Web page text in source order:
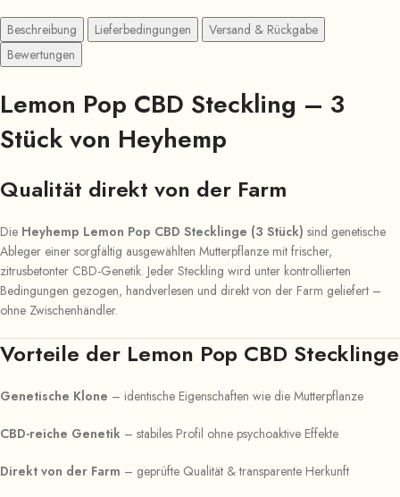
Beschreibung Lieferbedingungen
Versand & Rückgabe
Bewertungen
Lemon Pop CBD Steckling – 3
Stück von Heyhemp
Qualität direkt von der Farm
Die Heyhemp Lemon Pop CBD Stecklinge (3 Stück) sind genetische
Ableger einer sorgfältig ausgewählten Mutterpflanze mit frischer,
zitrusbetonter CBD-Genetik. Jeder Steckling wird unter kontrollierten
Bedingungen gezogen, handverlesen und direkt von der Farm geliefert –
ohne Zwischenhändler.
Vorteile der Lemon Pop CBD Stecklinge
Genetische Klone – identische Eigenschaften wie die Mutterpflanze
CBD-reiche Genetik – stabiles Profil ohne psychoaktive Effekte
Direkt von der Farm – geprüfte Qualität & transparente Herkunft